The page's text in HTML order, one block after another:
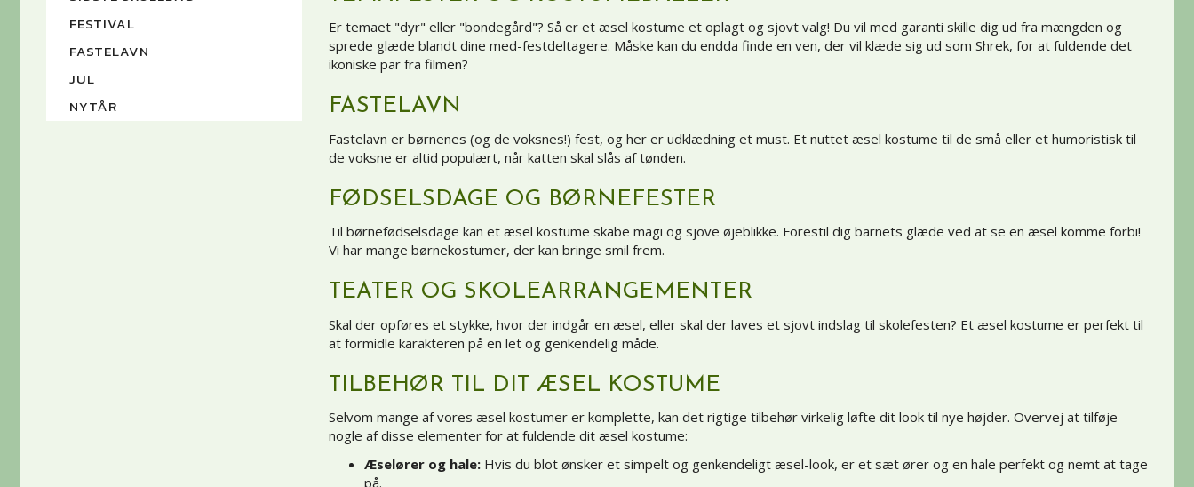
FESTIVAL
FASTELAVN
JUL
NYTÅR
Er temaet "dyr" eller "bondegård"? Så er et æsel kostume et oplagt og sjovt valg! Du vil med garanti skille dig ud fra mængden og
sprede glæde blandt dine med-festdeltagere. Måske kan du endda finde en ven, der vil klæde sig ud som Shrek, for at fuldende det
ikoniske par fra filmen?
FASTELAVN
Fastelavn er børnenes (og de voksnes!) fest, og her er udklædning et must. Et nuttet æsel kostume til de små eller et humoristisk til
de voksne er altid populært, når katten skal slås af tønden.
FØDSELSDAGE OG BØRNEFESTER
Til børnefødselsdage kan et æsel kostume skabe magi og sjove øjeblikke. Forestil dig barnets glæde ved at se en æsel komme forbi!
Vi har mange børnekostumer, der kan bringe smil frem.
TEATER OG SKOLEARRANGEMENTER
Skal der opføres et stykke, hvor der indgår en æsel, eller skal der laves et sjovt indslag til skolefesten? Et æsel kostume er perfekt til
at formidle karakteren på en let og genkendelig måde.
TILBEHØR TIL DIT ÆSEL KOSTUME
Selvom mange af vores æsel kostumer er komplette, kan det rigtige tilbehør virkelig løfte dit look til nye højder. Overvej at tilføje
nogle af disse elementer for at fuldende dit æsel kostume:
Æselører og hale:Hvis du blot ønsker et simpelt og genkendeligt æsel-look, er et sæt ører og en hale perfekt og nemt at tage
på.